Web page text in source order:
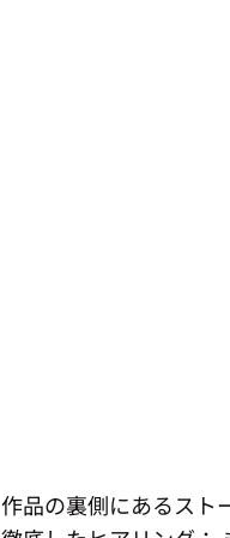
作品の裏側にあるスト